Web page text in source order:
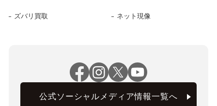
ズバリ買取 ネット現像
公式ソーシャルメディア情報一覧へ